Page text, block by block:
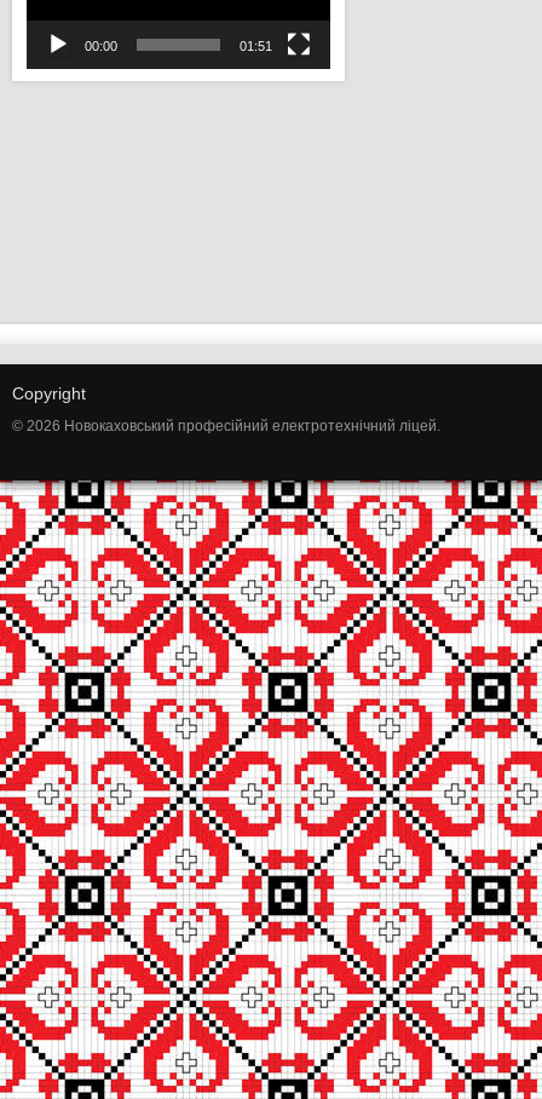
00:00 01:51
Copyright
© 2026 Новокаховський професійний електротехнічний ліцей.